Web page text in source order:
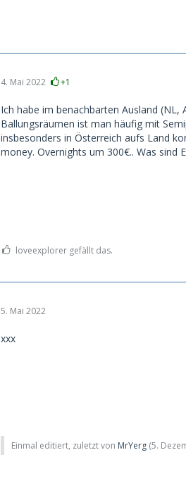
4. Mai 2022 +1
Ich habe im benachbarten Ausland
Ballungsräumen ist man häufig mit
insbesonders in Österreich aufs Land
money. Overnights um 300€.. Was sind
loveexplorer gefällt das.
5. Mai 2022
xxx
Einmal editiert, zuletzt von MrYerg (5.